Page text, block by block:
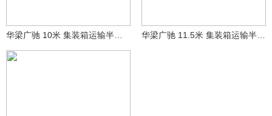
华梁广驰 11.5米 集装箱运输半挂车 (LJY9402TJZ)